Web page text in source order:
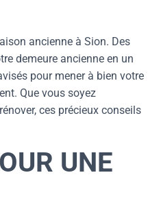
ancienne à Sion. Des
demeure ancienne en un
pour mener à bien votre
Que vous soyez
ces précieux conseils
UNE